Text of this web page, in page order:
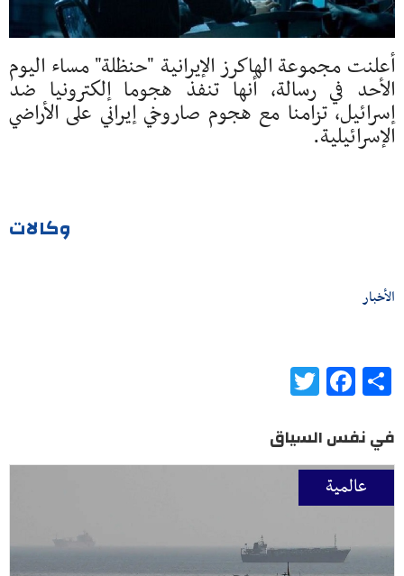
أعلنت مجموعة الهاكرز الإيرانية "حنظلة" مساء اليوم
الأحد في رسالة، أنها تنفذ هجوما إلكترونيا ضد
إسرائيل، تزامنا مع هجوم صاروخي إيراني على الأراضي
الإسرائيلية.
وكالات
الأخبار
Share
Facebook
في نفس السياق
عالمية